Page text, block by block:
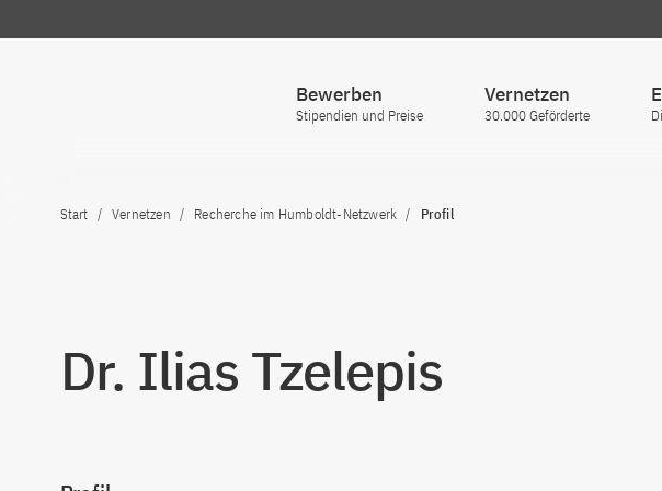
Bewerben
Stipendien und Preise
Vernetzen
30.000 Geförderte
Start Vernetzen Recherche im Humboldt-Netzwerk Profil
Dr. Ilias Tzelepis